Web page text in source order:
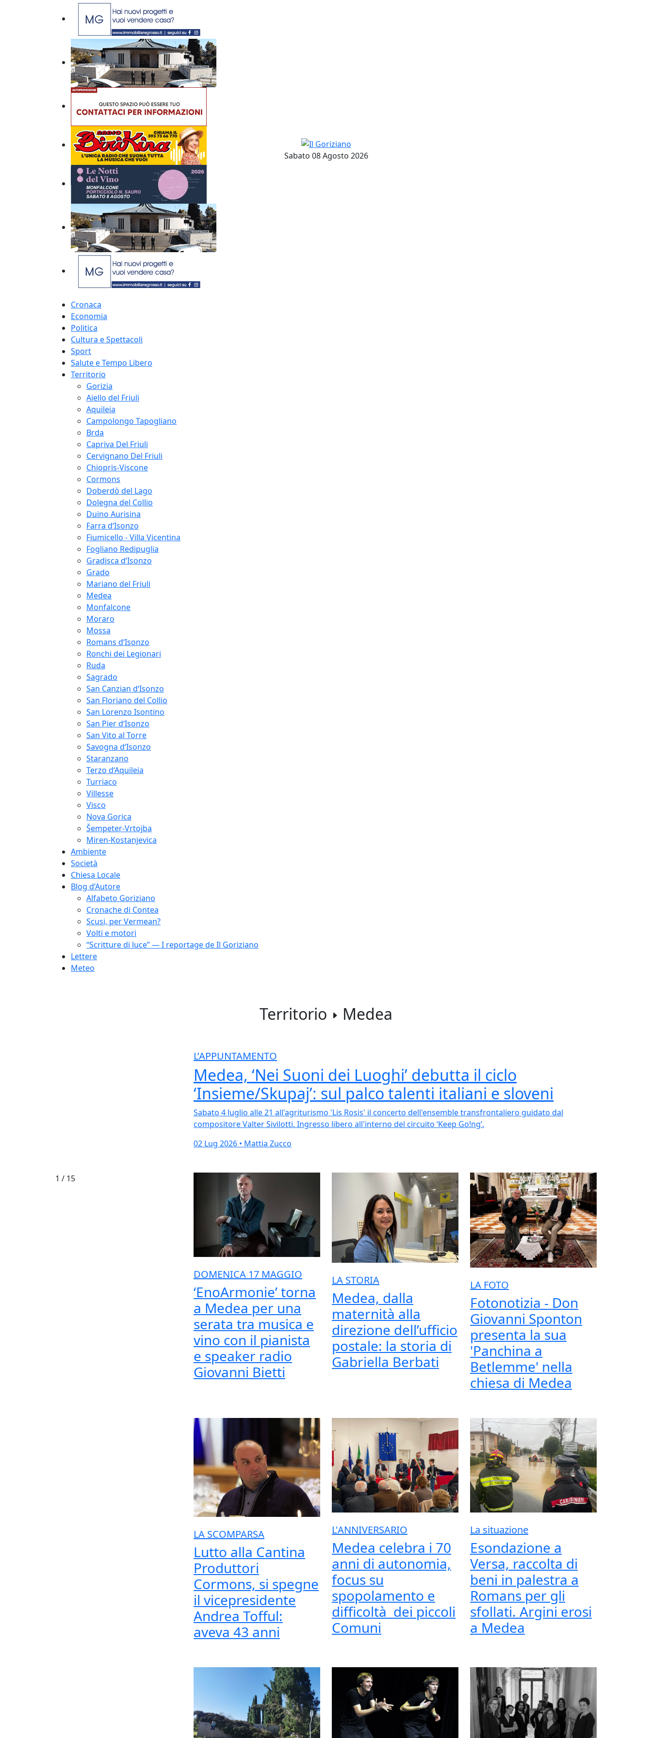
Sabato 08 Agosto 2026
Cronaca
Economia
Politica
Cultura e Spettacoli
Sport
Salute e Tempo Libero
Territorio
Gorizia
Aiello del Friuli
Aquileia
Campolongo Tapogliano
Brda
Capriva Del Friuli
Cervignano Del Friuli
Chiopris-Viscone
Cormons
Doberdò del Lago
Dolegna del Collio
Duino Aurisina
Farra d‘Isonzo
Fiumicello - Villa Vicentina
Fogliano Redipuglia
Gradisca d‘Isonzo
Grado
Mariano del Friuli
Medea
Monfalcone
Moraro
Mossa
Romans d‘Isonzo
Ronchi dei Legionari
Ruda
Sagrado
San Canzian d‘Isonzo
San Floriano del Collio
San Lorenzo Isontino
San Pier d‘Isonzo
San Vito al Torre
Savogna d‘Isonzo
Staranzano
Terzo d‘Aquileia
Turriaco
Villesse
Visco
Nova Gorica
Šempeter-Vrtojba
Miren-Kostanjevica
Ambiente
Società
Chiesa Locale
Blog d’Autore
Alfabeto Goriziano
Cronache di Contea
Scusi, per Vermean?
Volti e motori
“Scritture di luce” — I reportage de Il Goriziano
Lettere
Meteo
Territorio Medea
L’APPUNTAMENTO
Medea, ‘Nei Suoni dei Luoghi’ debutta il ciclo
‘Insieme/Skupaj’: sul palco talenti italiani e sloveni
Sabato 4 luglio alle 21 all'agriturismo 'Lis Rosis' il concerto dell'ensemble transfrontaliero guidato dal
compositore Valter Sivilotti. Ingresso libero all'interno del circuito ‘Keep Go!ng’.
02 Lug 2026 • Mattia Zucco
1 / 15
DOMENICA 17 MAGGIO
‘EnoArmonie’ torna
a Medea per una
serata tra musica e
vino con il pianista
e speaker radio
Giovanni Bietti
LA STORIA
Medea, dalla
maternità alla
direzione dell’ufficio
postale: la storia di
Gabriella Berbati
LA FOTO
Fotonotizia - Don
Giovanni Sponton
presenta la sua
'Panchina a
Betlemme' nella
chiesa di Medea
LA SCOMPARSA
Lutto alla Cantina
Produttori
Cormons, si spegne
il vicepresidente
Andrea Tofful:
aveva 43 anni
L'ANNIVERSARIO
Medea celebra i 70
anni di autonomia,
focus su
spopolamento e
difficoltà dei piccoli
Comuni
La situazione
Esondazione a
Versa, raccolta di
beni in palestra a
Romans per gli
sfollati. Argini erosi
a Medea